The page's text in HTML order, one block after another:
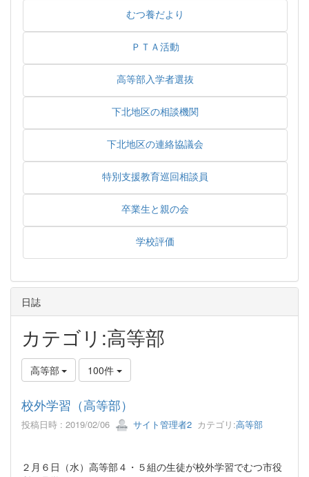
むつ養だより
ＰＴＡ活動
高等部入学者選抜
下北地区の相談機関
下北地区の連絡協議会
特別支援教育巡回相談員
卒業生と親の会
学校評価
日誌
カテゴリ:高等部
高等部 100件
校外学習（高等部）
投稿日時 : 2019/02/06 サイト管理者2 カテゴリ:高等部
２月６日（水）高等部４・５組の生徒が校外学習でむつ市役